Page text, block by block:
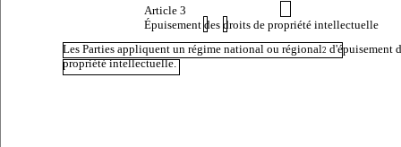
Article 3
Épuisement des droits de propriété intellectuelle
Les Parties appliquent un régime national ou régional2 d'épuisement
propriété intellectuelle.